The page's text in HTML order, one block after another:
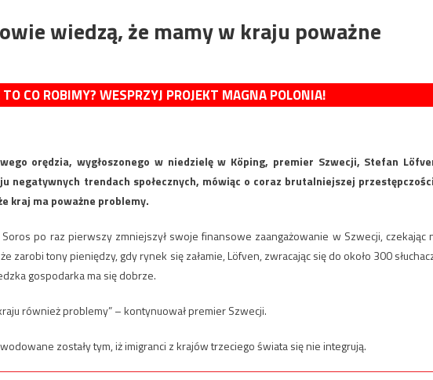
wiedzą, że mamy w kraju poważne
CO ROBIMY? WESPRZYJ PROJEKT MAGNA POLONIA!
orędzia, wygłoszonego w niedzielę w Köping, premier Szwecji, Stefan
negatywnych trendach społecznych, mówiąc o coraz brutalniejszej
kraj ma poważne problemy.
po raz pierwszy zmniejszył swoje finansowe zaangażowanie w Szwecji, czekając
zarobi tony pieniędzy, gdy rynek się załamie, Löfven, zwracając się do około 300
gospodarka ma się dobrze.
również problemy” – kontynuował premier Szwecji.
zostały tym, iż imigranci z krajów trzeciego świata się nie integrują.